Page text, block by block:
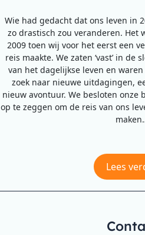
Wie had gedacht dat ons leven in
zo drastisch zou veranderen. Het
2009 toen wij voor het eerst een
reis maakte. We zaten ‘vast’ in de
van het dagelijkse leven en waren
zoek naar nieuwe uitdagingen,
nieuw avontuur. We besloten onze
op te zeggen om de reis van ons
Lees